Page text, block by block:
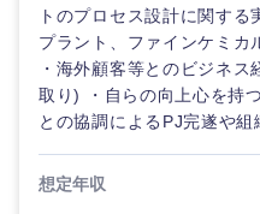
トのプロセス設計に関す
プラント、ファインケミカ
・海外顧客等とのビジネ
取り) ・自らの向上心を持
との協調によるPJ完遂や組
想定年収